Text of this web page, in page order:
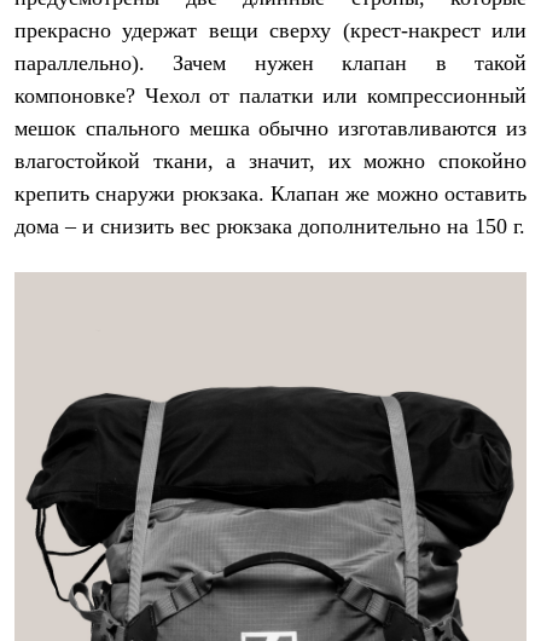
прекрасно удержат вещи сверху (крест-накрест или
параллельно). Зачем нужен клапан в такой
компоновке? Чехол от палатки или компрессионный
мешок спального мешка обычно изготавливаются из
влагостойкой ткани, а значит, их можно спокойно
крепить снаружи рюкзака. Клапан же можно оставить
дома – и снизить вес рюкзака дополнительно на 150 г.